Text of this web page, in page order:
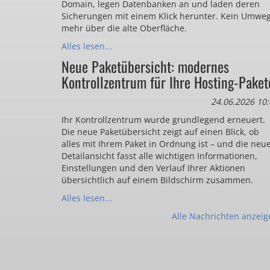
Domain, legen Datenbanken an und laden deren
Sicherungen mit einem Klick herunter. Kein
mehr über die alte Oberfläche.
Alles lesen...
Neue Paketübersicht: modernes
Kontrollzentrum für Ihre Hosting-
24.06.2026
Ihr Kontrollzentrum wurde grundlegend erneuert.
Die neue Paketübersicht zeigt auf einen Blick, ob
alles mit Ihrem Paket in Ordnung ist – und die neue
Detailansicht fasst alle wichtigen Informationen,
Einstellungen und den Verlauf Ihrer Aktionen
übersichtlich auf einem Bildschirm zusammen.
Alles lesen...
Alle Nachrichten